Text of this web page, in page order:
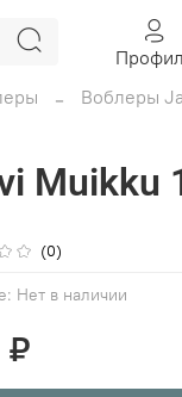
Воблеры
(0)
Нет в наличии
Muikku
₽